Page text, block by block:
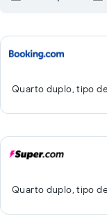
Quarto duplo, tipo
Quarto duplo, tipo